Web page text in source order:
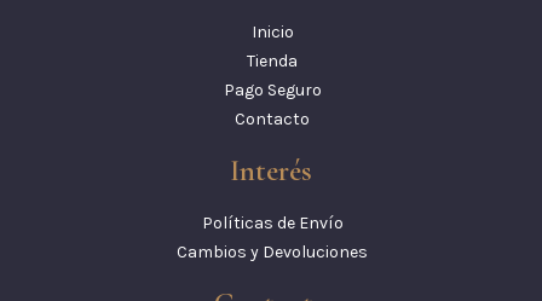
Inicio
Tienda
Pago Seguro
Contacto
Interés
Políticas de Envío
Cambios y Devoluciones